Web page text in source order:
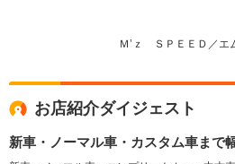
Ｍ’ｚ ＳＰＥＥＤ／エ
お店紹介ダイジェスト
新車・ノーマル車・カスタム車まで